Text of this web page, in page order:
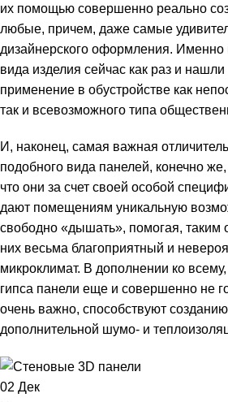
их помощью совершенно реально
любые, причем, даже самые
дизайнерского оформления. Именно
вида изделия сейчас как раз и
применение в обустройстве как
так и всевозможного типа
И, наконец, самая важная
подобного вида панелей, конечно
что они за счет своей особой
дают помещениям уникальную
свободно «дышать», помогая, таким
них весьма благоприятный и
микроклимат. В дополнении ко
гипса панели еще и совершенно не
очень важно, способствуют
дополнительной шумо- и
02 Дек